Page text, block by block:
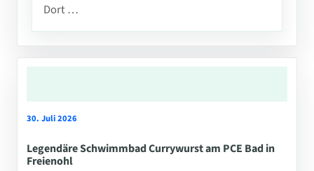
Dort …
30. Juli 2026
Legendäre Schwimmbad Currywurst am PCE Bad in
Freienohl